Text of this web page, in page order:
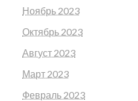
Ноябрь 2023
Октябрь 2023
Август 2023
Март 2023
Февраль 2023